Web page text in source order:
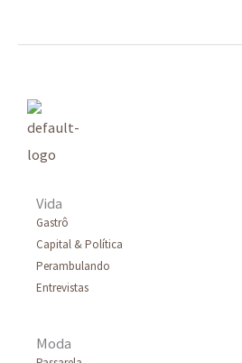
Vida
Gastrô
Capital & Política
Perambulando
Entrevistas
Moda